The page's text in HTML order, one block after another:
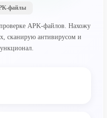
файлы
APK-файлов. Нахожу
сканирую антивирусом и